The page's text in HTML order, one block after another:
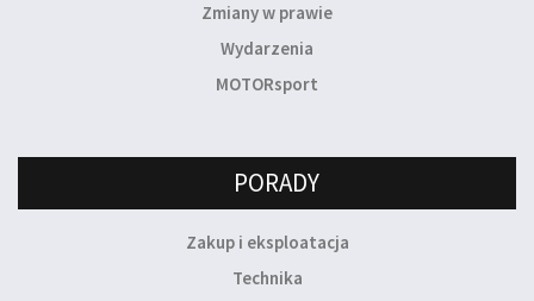
Zmiany w prawie
Wydarzenia
MOTORsport
PORADY
Zakup i eksploatacja
Technika